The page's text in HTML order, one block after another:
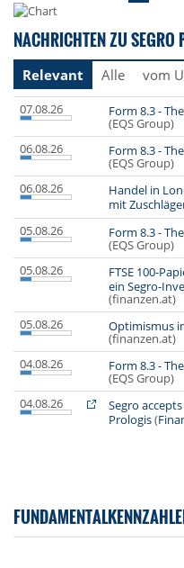
NACHRICHTEN ZU SEGRO
Relevant Alle vom
07.08.26 Form 8.3 -
(EQS Group)
06.08.26
Form 8.3 -
(EQS Group)
06.08.26
Handel in
mit
05.08.26
Form 8.3 -
(EQS Group)
05.08.26
FTSE 100-
ein Segro-
(finanzen.at)
05.08.26
Optimismus
(finanzen.at)
04.08.26
Form 8.3 -
(EQS Group)
04.08.26
Segro
Prologis(